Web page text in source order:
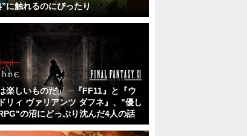
に触れるのにぴったり
楽しいものだ」 ─『FF11』と『ウ
リィ ヴァリアンツ ダフネ』、"優し
の沼にどっぷり沈んだ4人の話